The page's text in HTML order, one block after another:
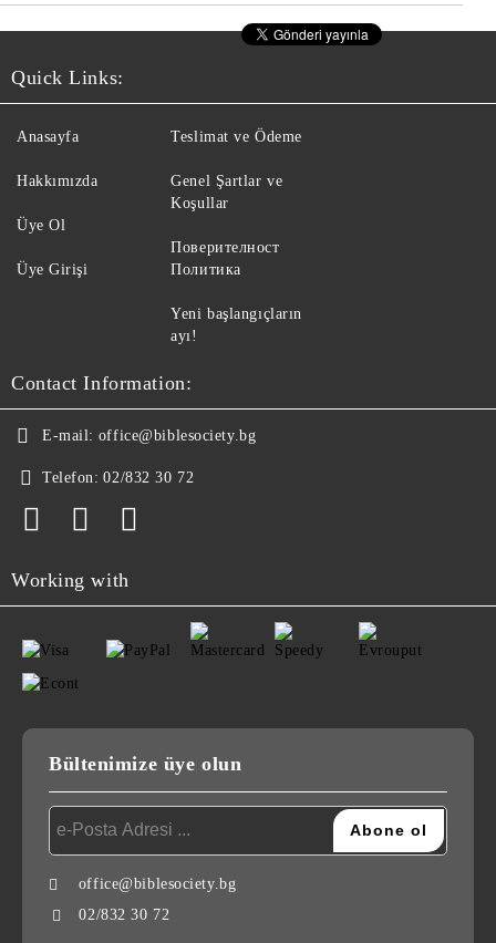
Quick Links:
Anasayfa
Hakkımızda
Üye Ol
Üye Girişi
Teslimat ve Ödeme
Genel Şartlar ve
Koşullar
Поверителност
Политика
Yeni başlangıçların
ayı!
Contact Information:
E-mail: office@biblesociety.bg
Telefon: 02/832 30 72
Working with
Bültenimize üye olun
office@biblesociety.bg
02/832 30 72